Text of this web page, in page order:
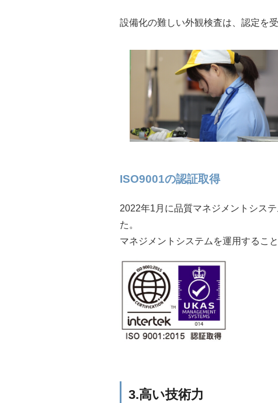
設備化の難しい外観検査は、認定を
ISO9001の認証取得
2022年1月に品質マネジメントシス
た。 「顧客満
マネジメントシステムを運用するこ
3.高い技術力